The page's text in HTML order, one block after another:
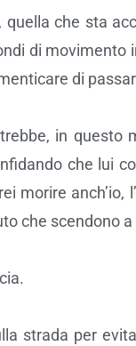
quella che sta
di movimento
di
in
che lui
morire
che scendono
strada per